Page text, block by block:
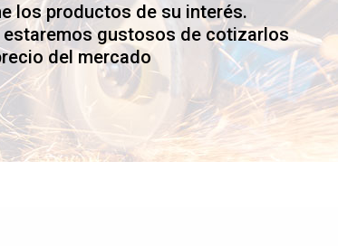
los productos de su interés.
gustosos de cotizarlos
del mercado